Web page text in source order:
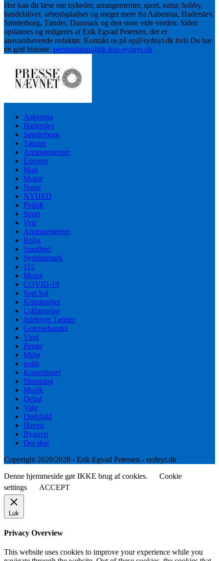
Her kan du læse om nyheder, arrangementer, sport, natur, hobby,
handelslivet, arbejdspladser og meget mere fra Aabenraa, Haderslev,
Sønderborg, Tønder, Danmark og den store vide verden. Siden
opdateres og redigeres af Erik Egvad Petersen, der er
ansvarshavende redaktør. Kontakt os på ep@sydnyt.dk hvis Du har
en god historie. persondatapolitik-hos-sydnyt-dk
Aabenraa
Haderslev
Sønderborg
Tønder
Arrangementer
Erhverv
Mad
Motor
Natur
NYHED
Politik
Sport
Vejr
Arrangementer
Bolig
Sundhed
Syddanmark
112
Motor
COVID-19
Sort Sol
Kriminalitet
Uddannelse
Julebyen Tønder
Grænsehandel
Vind
Penge
Miljø
politi
Kongehuset
Shopping
Musik
Debat
Valg
Dødsfald
Haven
Byggeri
Det sker
Copyright 2020/2028 - Erik Egvad Petersen - sydnyt.dk
Denne hjemmeside gør IKKE brug af cookies.
Cookie
settings
ACCEPT
Luk
Privacy Overview
This website uses cookies to improve your experience while you